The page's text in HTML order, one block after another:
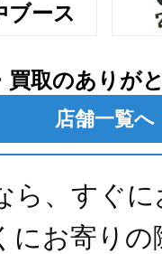
ブース
買取のありが
店舗一覧へ
ら、すぐ
にお寄り